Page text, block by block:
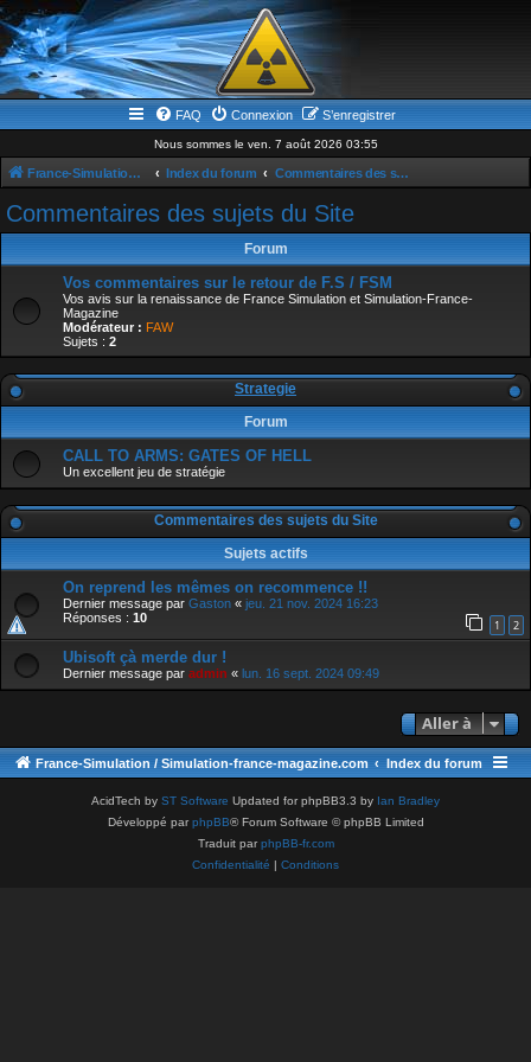
FAQ Connexion S’enregistrer
Nous sommes le ven. 7 août 2026 03:55
France-Simulation / Simulation-france-magazine.com Index du forum Commentaires des sujets du Site
Commentaires des sujets du Site
Forum
Vos commentaires sur le retour de F.S / FSM
Vos avis sur la renaissance de France Simulation et Simulation-France-
Magazine
Modérateur : FAW
Sujets : 2
Strategie
Forum
CALL TO ARMS: GATES OF HELL
Un excellent jeu de stratégie
Commentaires des sujets du Site
Sujets actifs
On reprend les mêmes on recommence !!
Dernier message par Gaston « jeu. 21 nov. 2024 16:23
Réponses : 10 1 2
Ubisoft çà merde dur !
Dernier message par admin « lun. 16 sept. 2024 09:49
Aller à
France-Simulation / Simulation-france-magazine.com Index du forum
AcidTech by ST Software Updated for phpBB3.3 by Ian Bradley
Développé parphpBB® Forum Software © phpBB Limited
Traduit parphpBB-fr.com
Confidentialité | Conditions